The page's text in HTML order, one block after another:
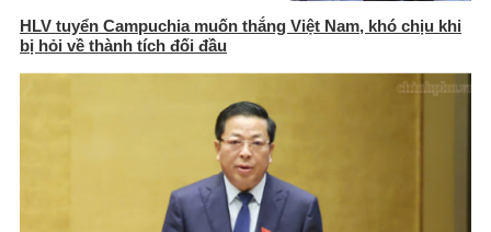
HLV tuyển Campuchia muốn thắng Việt Nam, khó chịu khi
bị hỏi về thành tích đối đầu